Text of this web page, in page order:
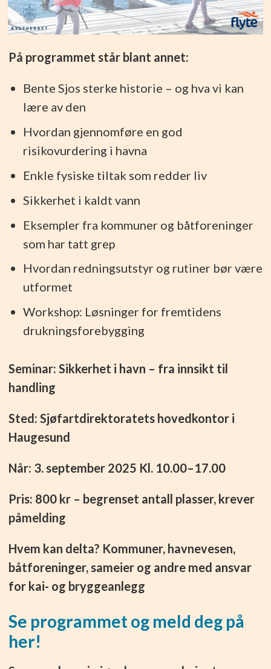
På programmet står blant annet:
Bente Sjos sterke historie – og hva vi kan
lære av den
Hvordan gjennomføre en god
risikovurdering i havna
Enkle fysiske tiltak som redder liv
Sikkerhet i kaldt vann
Eksempler fra kommuner og båtforeninger
som har tatt grep
Hvordan redningsutstyr og rutiner bør være
utformet
Workshop: Løsninger for fremtidens
drukningsforebygging
Seminar: Sikkerhet i havn – fra innsikt til
handling
Sted: Sjøfartdirektoratets hovedkontor i
Haugesund
Når: 3. september 2025 Kl. 10.00–17.00
Pris: 800 kr – begrenset antall plasser, krever
påmelding
Hvem kan delta? Kommuner, havnevesen,
båtforeninger, sameier og andre med ansvar
for kai- og bryggeanlegg
Se programmet og meld deg på
her!